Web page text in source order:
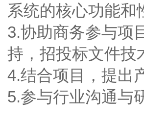
系统的核心功能和
3.协助商务参与项
持，招投标文件技
4.结合项目，提出
5.参与行业沟通与